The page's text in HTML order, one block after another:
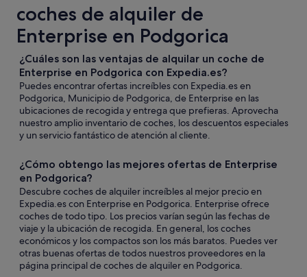
coches de alquiler de
Enterprise en Podgorica
¿Cuáles son las ventajas de alquilar un coche de
Enterprise en Podgorica con Expedia.es?
Puedes encontrar ofertas increíbles con Expedia.es en
Podgorica, Municipio de Podgorica, de Enterprise en las
ubicaciones de recogida y entrega que prefieras. Aprovecha
nuestro amplio inventario de coches, los descuentos especiales
y un servicio fantástico de atención al cliente.
¿Cómo obtengo las mejores ofertas de Enterprise
en Podgorica?
Descubre coches de alquiler increíbles al mejor precio en
Expedia.es con Enterprise en Podgorica. Enterprise ofrece
coches de todo tipo. Los precios varían según las fechas de
viaje y la ubicación de recogida. En general, los coches
económicos y los compactos son los más baratos. Puedes ver
otras buenas ofertas de todos nuestros proveedores en la
página principal de coches de alquiler en Podgorica.